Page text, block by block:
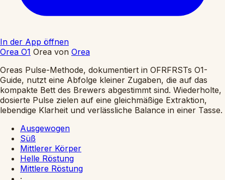
In der App öffnen
Orea O1 Orea von Orea
Oreas Pulse-Methode, dokumentiert in OFRFRSTs O1-
Guide, nutzt eine Abfolge kleiner Zugaben, die auf das
kompakte Bett des Brewers abgestimmt sind. Wiederholte,
dosierte Pulse zielen auf eine gleichmäßige Extraktion,
lebendige Klarheit und verlässliche Balance in einer Tasse.
Ausgewogen
Süß
Mittlerer Körper
Helle Röstung
Mittlere Röstung